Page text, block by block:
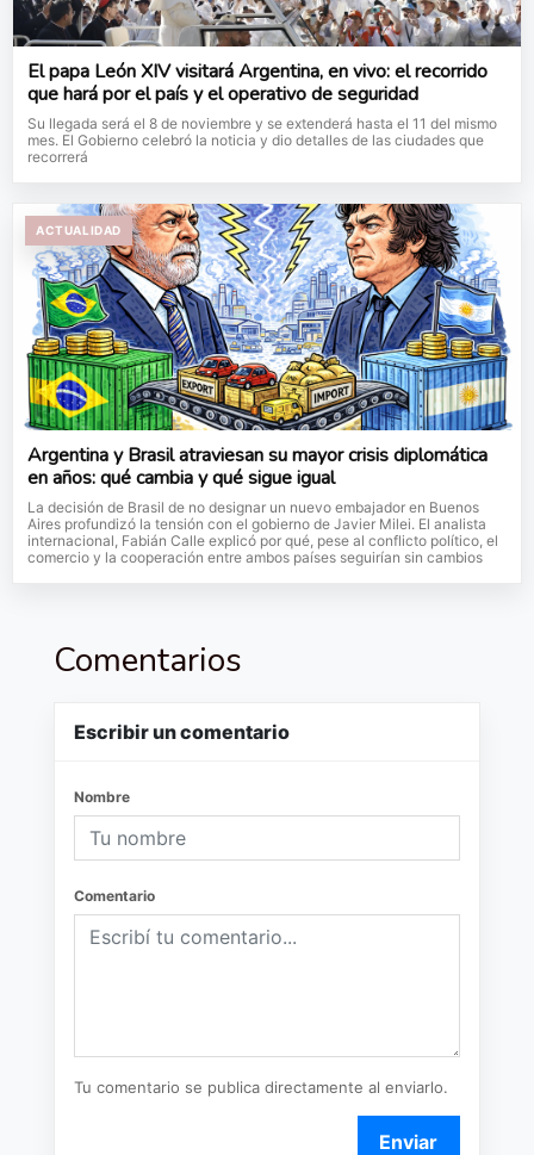
El papa León XIV visitará Argentina, en vivo: el recorrido
que hará por el país y el operativo de seguridad
Su llegada será el 8 de noviembre y se extenderá hasta el 11 del mismo
mes. El Gobierno celebró la noticia y dio detalles de las ciudades que
recorrerá
ACTUALIDAD
Argentina y Brasil atraviesan su mayor crisis diplomática
en años: qué cambia y qué sigue igual
La decisión de Brasil de no designar un nuevo embajador en Buenos
Aires profundizó la tensión con el gobierno de Javier Milei. El analista
internacional, Fabián Calle explicó por qué, pese al conflicto político, el
comercio y la cooperación entre ambos países seguirían sin cambios
Comentarios
Escribir un comentario
Nombre
Comentario
Tu comentario se publica directamente al enviarlo.
Enviar